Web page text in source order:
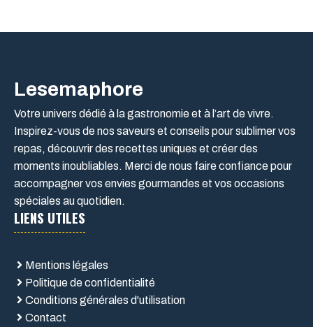
Lesemaphore
Votre univers dédié à la gastronomie et à l’art de vivre.
Inspirez-vous de nos saveurs et conseils pour sublimer vos
repas, découvrir des recettes uniques et créer des
moments inoubliables. Merci de nous faire confiance pour
accompagner vos envies gourmandes et vos occasions
spéciales au quotidien.
LIENS UTILES
Mentions légales
Politique de confidentialité
Conditions générales d'utilisation
Contact